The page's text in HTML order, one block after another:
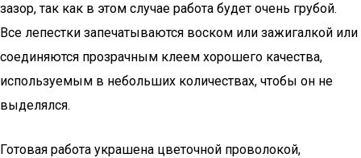
зазор, так как в этом случае работа будет очень грубой.
Все лепестки запечатываются воском или зажигалкой или
соединяются прозрачным клеем хорошего качества,
используемым в небольших количествах, чтобы он не
выделялся.
Готовая работа украшена цветочной проволокой,